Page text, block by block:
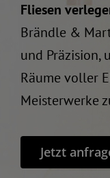
Fliesen
Brändle &
und Präzision,
Räume voller
Meisterwerke
Jetzt